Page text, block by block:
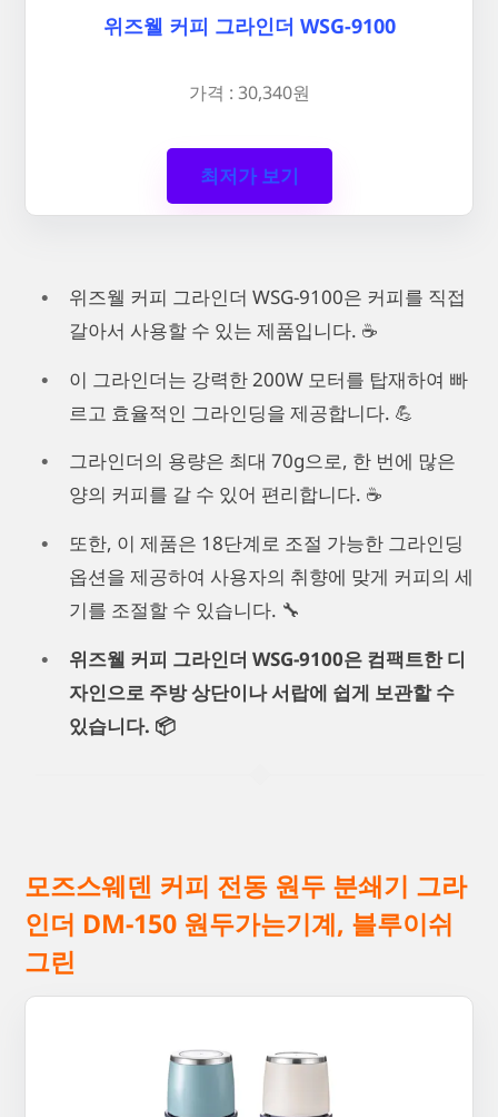
위즈웰 커피 그라인더 WSG-9100
가격 : 30,340원
최저가 보기
위즈웰 커피 그라인더 WSG-9100은 커피를 직접
갈아서 사용할 수 있는 제품입니다. ☕️
이 그라인더는 강력한 200W 모터를 탑재하여 빠
르고 효율적인 그라인딩을 제공합니다. 💪
그라인더의 용량은 최대 70g으로, 한 번에 많은
양의 커피를 갈 수 있어 편리합니다. ☕️
또한, 이 제품은 18단계로 조절 가능한 그라인딩
옵션을 제공하여 사용자의 취향에 맞게 커피의 세
기를 조절할 수 있습니다. 🔧
위즈웰 커피 그라인더 WSG-9100은 컴팩트한 디
자인으로 주방 상단이나 서랍에 쉽게 보관할 수
있습니다. 📦
모즈스웨덴 커피 전동 원두 분쇄기 그라
인더 DM-150 원두가는기계, 블루이쉬
그린